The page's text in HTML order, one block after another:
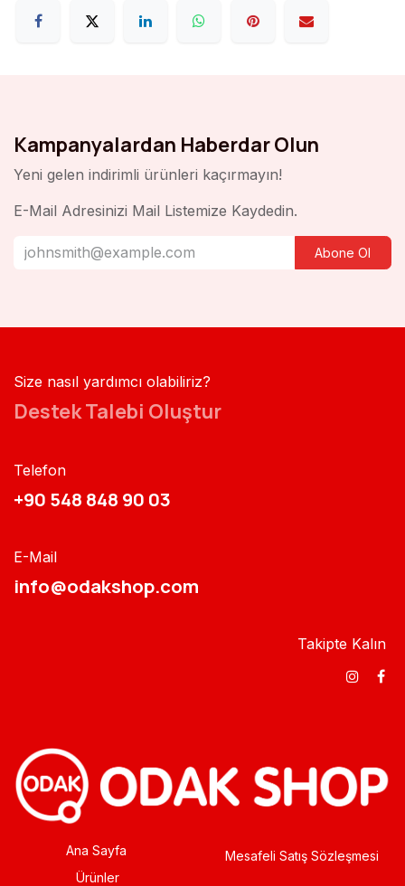
Kampanyalardan Haberdar Olun
Yeni gelen indirimli ürünleri kaçırmayın!
E-Mail Adresinizi Mail Listemize Kaydedin.
Abone Ol
Size nasıl yardımcı olabiliriz?
Destek Talebi Oluştur
Telefon
+90 548 848 90 03​​
E-Mail
info@odakshop.com​
Takipte Kalın
Ana Sayfa
Ürünler
Mesafeli Satış Sözleşmesi